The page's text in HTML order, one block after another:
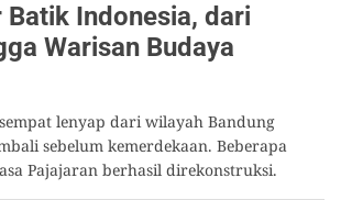
Batik Indonesia, dari
Warisan Budaya
lenyap dari wilayah Bandung
sebelum kemerdekaan. Beberapa
Pajajaran berhasil direkonstruksi.